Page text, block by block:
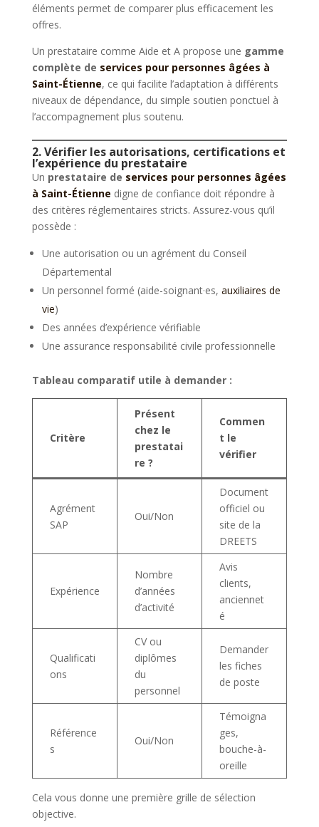
éléments permet de comparer plus efficacement les
offres.
Un prestataire comme Aide et A propose une gamme
complète de services pour personnes âgées à
Saint-Étienne, ce qui facilite l’adaptation à différents
niveaux de dépendance, du simple soutien ponctuel à
l’accompagnement plus soutenu.
2. Vérifier les autorisations, certifications et
l’expérience du prestataire
Un prestataire de services pour personnes âgées
à Saint-Étienne digne de confiance doit répondre à
des critères réglementaires stricts. Assurez-vous qu’il
possède :
Une autorisation ou un agrément du Conseil
Départemental
Un personnel formé (aide-soignant·es, auxiliaires de
vie)
Des années d’expérience vérifiable
Une assurance responsabilité civile professionnelle
Tableau comparatif utile à demander :
Critère
Présent
chez le
prestatai
re ?
Commen
t le
vérifier
Agrément
SAP
Oui/Non
Document
officiel ou
site de la
DREETS
Expérience
Nombre
d’années
d’activité
Avis
clients,
anciennet
é
Qualificati
ons
CV ou
diplômes
du
personnel
Demander
les fiches
de poste
Référence
s
Oui/Non
Témoigna
ges,
bouche-à-
oreille
Cela vous donne une première grille de sélection
objective.